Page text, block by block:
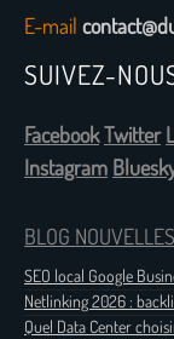
E-mail
SUIVEZ-
FacebookTwitter
Instagram
BLOG
SEO local Google
Netlinking 2026 :
Quel Data Center